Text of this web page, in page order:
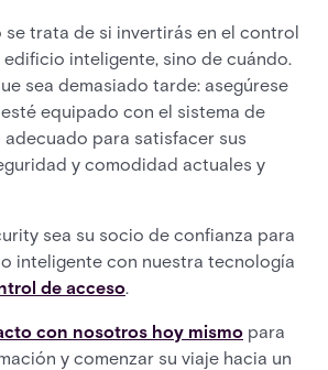
se trata de si invertirás en el control
inteligente, sino de cuándo.
sea demasiado tarde: asegúrese
equipado con el sistema de
para satisfacer sus
y comodidad actuales y
sea su socio de confianza para
inteligente con nuestra tecnología
de acceso.
con nosotros hoy mismo para
y comenzar su viaje hacia un